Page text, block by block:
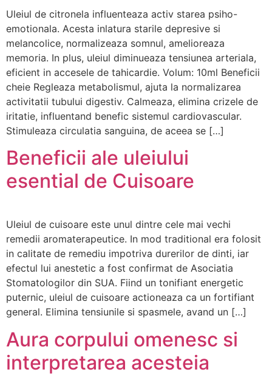
Uleiul de citronela influenteaza activ starea psiho-
emotionala. Acesta inlatura starile depresive si
melancolice, normalizeaza somnul, amelioreaza
memoria. In plus, uleiul diminueaza tensiunea arteriala,
eficient in accesele de tahicardie. Volum: 10ml Beneficii
cheie Regleaza metabolismul, ajuta la normalizarea
activitatii tubului digestiv. Calmeaza, elimina crizele de
iritatie, influentand benefic sistemul cardiovascular.
Stimuleaza circulatia sanguina, de aceea se […]
Beneficii ale uleiului
esential de Cuisoare
Uleiul de cuisoare este unul dintre cele mai vechi
remedii aromaterapeutice. In mod traditional era folosit
in calitate de remediu impotriva durerilor de dinti, iar
efectul lui anestetic a fost confirmat de Asociatia
Stomatologilor din SUA. Fiind un tonifiant energetic
puternic, uleiul de cuisoare actioneaza ca un fortifiant
general. Elimina tensiunile si spasmele, avand un […]
Aura corpului omenesc si
interpretarea acesteia